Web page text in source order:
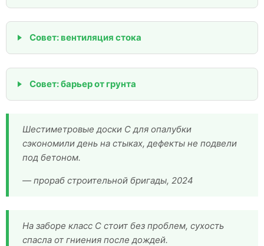
Совет: вентиляция стока
Совет: барьер от грунта
Шестиметровые доски С для опалубки
сэкономили день на стыках, дефекты не подвели
под бетоном.
— прораб строительной бригады, 2024
На заборе класс С стоит без проблем, сухость
спасла от гниения после дождей.